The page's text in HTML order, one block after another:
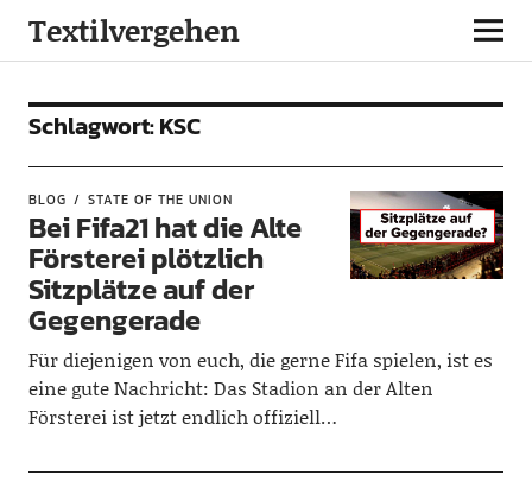
Textilvergehen
Schlagwort:KSC
BLOG STATE OF THE UNION
Bei Fifa21 hat die Alte
Försterei plötzlich
Sitzplätze auf der
Gegengerade
Für diejenigen von euch, die gerne Fifa spielen, ist es
eine gute Nachricht: Das Stadion an der Alten
Försterei ist jetzt endlich offiziell…